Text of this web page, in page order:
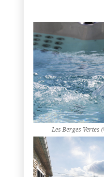
Les Berges Vertes